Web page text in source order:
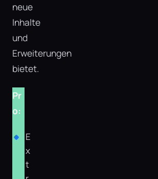
neue
Inhalte
und
Erweiterungen
bietet.
Pr
o:
E
x
t